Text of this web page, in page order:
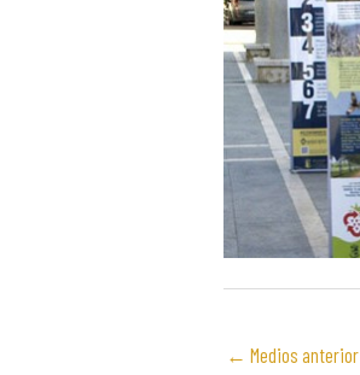
← Medios anterior